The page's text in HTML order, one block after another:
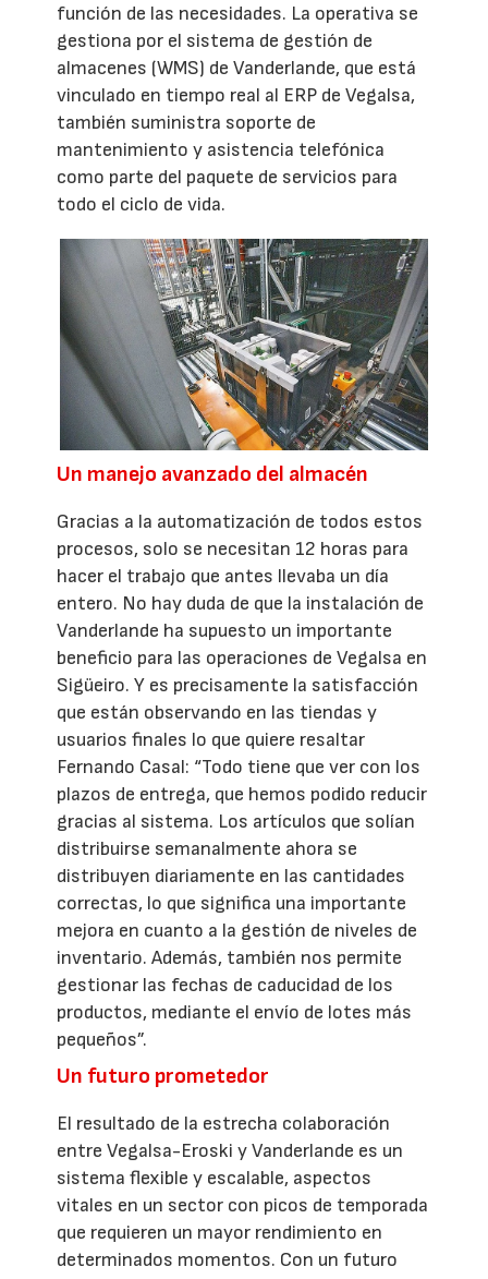
función de las necesidades. La operativa se
gestiona por el sistema de gestión de
almacenes (WMS) de Vanderlande, que está
vinculado en tiempo real al ERP de Vegalsa,
también suministra soporte de
mantenimiento y asistencia telefónica
como parte del paquete de servicios para
todo el ciclo de vida.
Un manejo avanzado del almacén
Gracias a la automatización de todos estos
procesos, solo se necesitan 12 horas para
hacer el trabajo que antes llevaba un día
entero. No hay duda de que la instalación de
Vanderlande ha supuesto un importante
beneficio para las operaciones de Vegalsa en
Sigüeiro. Y es precisamente la satisfacción
que están observando en las tiendas y
usuarios finales lo que quiere resaltar
Fernando Casal: “Todo tiene que ver con los
plazos de entrega, que hemos podido reducir
gracias al sistema. Los artículos que solían
distribuirse semanalmente ahora se
distribuyen diariamente en las cantidades
correctas, lo que significa una importante
mejora en cuanto a la gestión de niveles de
inventario. Además, también nos permite
gestionar las fechas de caducidad de los
productos, mediante el envío de lotes más
pequeños”.
Un futuro prometedor
El resultado de la estrecha colaboración
entre Vegalsa-Eroski y Vanderlande es un
sistema flexible y escalable, aspectos
vitales en un sector con picos de temporada
que requieren un mayor rendimiento en
determinados momentos. Con un futuro